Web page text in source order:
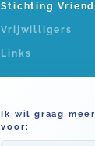
Stichting
Vrijwilligers
Links
Ik wil graag
voor: